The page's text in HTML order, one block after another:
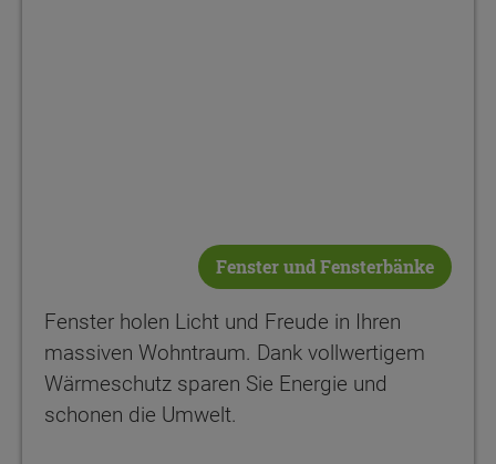
Fenster und Fensterbänke
Fenster holen Licht und Freude in Ihren
massiven Wohntraum. Dank vollwertigem
Wärmeschutz sparen Sie Energie und
schonen die Umwelt.